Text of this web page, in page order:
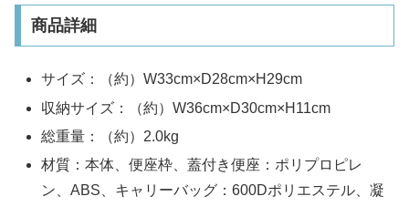
商品詳細
サイズ：（約）W33cm×D28cm×H29cm
収納サイズ：（約）W36cm×D30cm×H11cm
総重量：（約）2.0kg
材質：本体、便座枠、蓋付き便座：ポリプロピレ
ン、ABS、キャリーバッグ：600Dポリエステル、凝